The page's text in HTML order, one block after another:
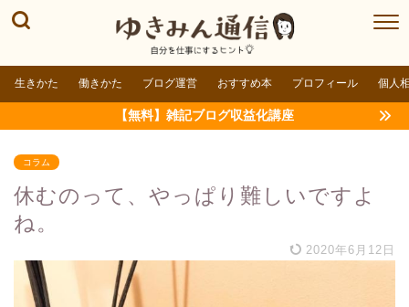
生きかた 働きかた ブログ運営 おすすめ本 プロフィール 個人
【無料】雑記ブログ収益化講座
コラム
休むのって、やっぱり難しいですよ
ね。
2020年6月12日